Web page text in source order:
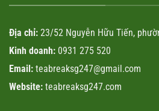
Địa chỉ: 23/52 Nguyễn Hữu Tiến,
Kinh doanh: 0931 275 520
Email: teabreaksg247@gmail.com
Website: teabreaksg247.com